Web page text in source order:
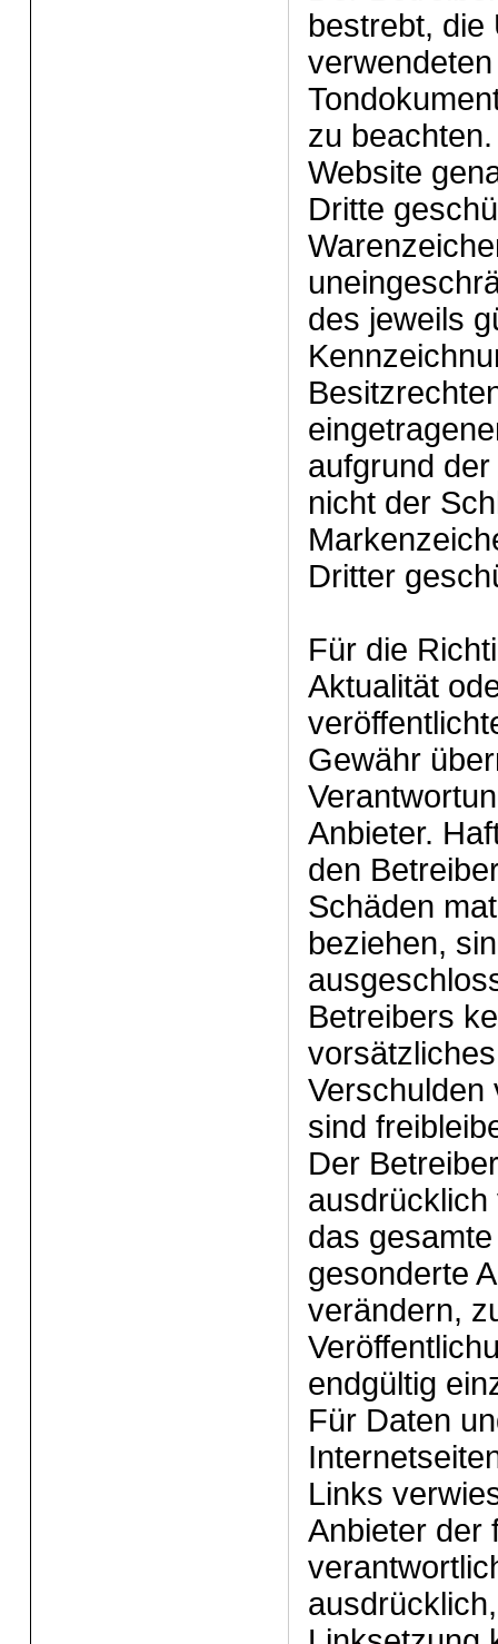
bestrebt,
zu
Website
Dritte
des jeweils
aufgrund
nicht der
Dritter
Für die
Aktualität
Gewähr
Anbieter.
den
Schäden
beziehen,
Betreibers
Verschulden
sind
Der
ausdrücklich
das
gesonderte
verändern,
endgültig
Für Daten
Links
Anbieter der